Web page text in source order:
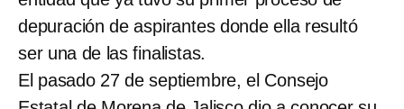
depuración de aspirantes donde ella resultó
ser una de las finalistas.
El pasado 27 de septiembre, el Consejo